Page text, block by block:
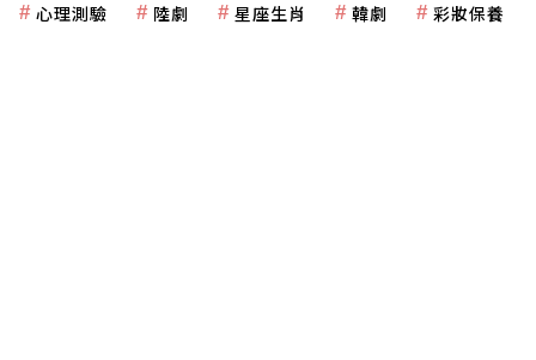
心理測驗 陸劇 星座生肖 韓劇 彩妝保養